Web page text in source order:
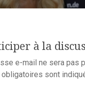
à la
e-mail ne sera pas
obligatoires sont